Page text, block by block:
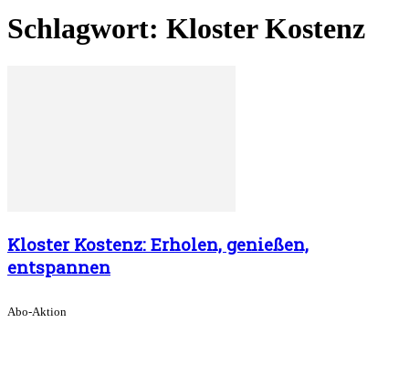
Schlagwort: Kloster Kostenz
Kloster Kostenz: Erholen, genießen,
entspannen
Abo-Aktion